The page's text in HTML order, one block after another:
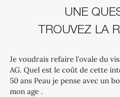
UNE
TROUVEZ LA
Je voudrais refaire l'ovale du
AG. Quel est le coût de cette
50 ans Peau je pense avec un
mon age .